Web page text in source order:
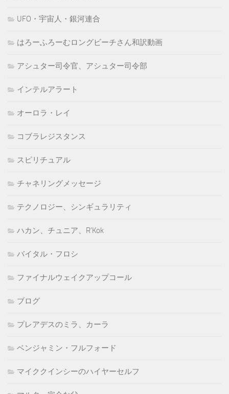
UFO・宇宙人・銀河連合
はろーふろーむロングビーチさん和訳動画
アシュター司令官、アシュター司令部
インテルアラート
オーロラ・レイ
コブラレジスタンス
スピリチュアル
チャネリングメッセージ
テクノロジー、シンギュラリティ
ハカン、チュニア、R'Kok
バイタル・フロシ
ファイナルウェイクアップコール
ブログ
プレアデスのミラ、カーラ
ベンジャミン・フルフォード
マイククインシーのハイヤーセルフ